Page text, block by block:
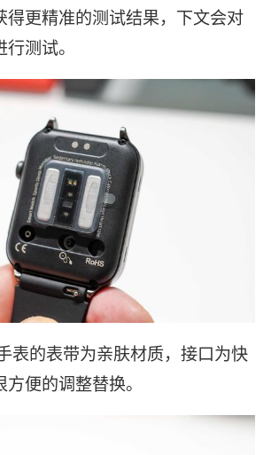
得更精准的测试结果，下文会对
测试。
表的表带为亲肤材质，接口为快
便的调整替换。